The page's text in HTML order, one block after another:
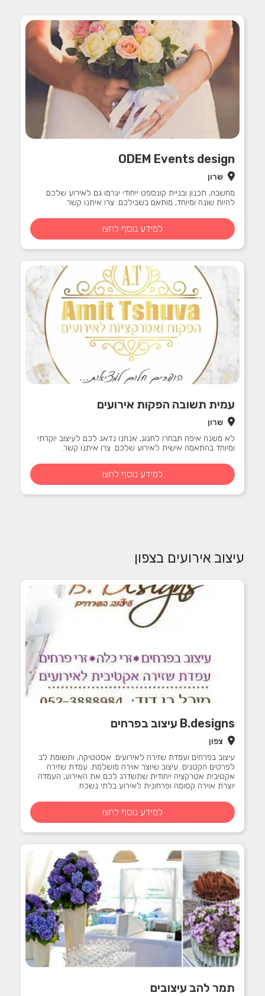
ODEM Events design
שרון
מחשבה, תכנון ובניית קונספט ייחודי יגרמו גם לאירוע שלכם
להיות שונה ומיוחד, מותאם בשבילכם. צרו איתנו קשר.
למידע נוסף לחצו
עמית תשובה הפקות אירועים
שרון
לא משנה איפה תבחרו לחגוג, אנחנו נדאג לכם לעיצוב יוקרתי
ומיוחד בהתאמה אישית לאירוע שלכם. צרו איתנו קשר.
למידע נוסף לחצו
עיצוב אירועים בצפון
B.designs עיצוב בפרחים
צפון
עיצוב בפרחים ועמדת שזירה לאירועים. אסטטיקה, ותשומת לב
לפרטים הקטנים. עיצוב שיוצר אוירה מושלמת. עמדת שזירה
אקטיבית אטרקציה ייחודית שתשדרג לכם את האירוע, העמדה
יוצרת אוירה קסומה ופרחונית לאירוע בלתי נשכח.
למידע נוסף לחצו
תמר להב עיצובים